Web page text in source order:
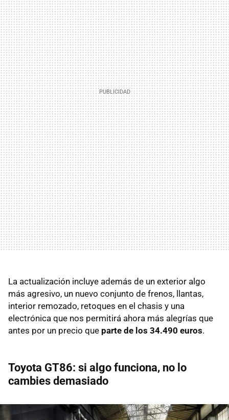
La actualización incluye además de un exterior algo
más agresivo, un nuevo conjunto de frenos, llantas,
interior remozado, retoques en el chasis y una
electrónica que nos permitirá ahora más alegrías que
antes por un precio que parte de los 34.490 euros.
Toyota GT86: si algo funciona, no lo
cambies demasiado